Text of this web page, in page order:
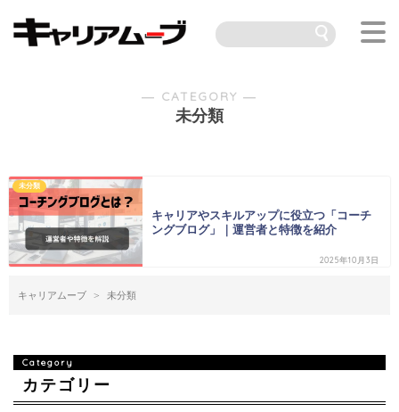
― CATEGORY ―
未分類
未分類
キャリアやスキルアップに役立つ「コーチ
ングブログ」｜運営者と特徴を紹介
2025年10月3日
キャリアムーブ 未分類
カテゴリー